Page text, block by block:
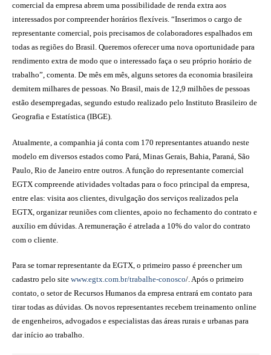
comercial da empresa abrem uma possibilidade de renda extra aos
interessados por compreender horários flexíveis. “Inserimos o cargo de
representante comercial, pois precisamos de colaboradores espalhados em
todas as regiões do Brasil. Queremos oferecer uma nova oportunidade para
rendimento extra de modo que o interessado faça o seu próprio horário de
trabalho”, comenta. De mês em mês, alguns setores da economia brasileira
demitem milhares de pessoas. No Brasil, mais de 12,9 milhões de pessoas
estão desempregadas, segundo estudo realizado pelo Instituto Brasileiro de
Geografia e Estatística (IBGE).
Atualmente, a companhia já conta com 170 representantes atuando neste
modelo em diversos estados como Pará, Minas Gerais, Bahia, Paraná, São
Paulo, Rio de Janeiro entre outros. A função do representante comercial
EGTX compreende atividades voltadas para o foco principal da empresa,
entre elas: visita aos clientes, divulgação dos serviços realizados pela
EGTX, organizar reuniões com clientes, apoio no fechamento do contrato e
auxílio em dúvidas. A remuneração é atrelada a 10% do valor do contrato
com o cliente.
Para se tornar representante da EGTX, o primeiro passo é preencher um
cadastro pelo site www.egtx.com.br/trabalhe-conosco/. Após o primeiro
contato, o setor de Recursos Humanos da empresa entrará em contato para
tirar todas as dúvidas. Os novos representantes recebem treinamento online
de engenheiros, advogados e especialistas das áreas rurais e urbanas para
dar início ao trabalho.